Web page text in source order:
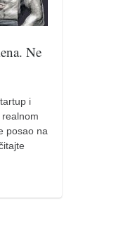
Ne
i
posao na